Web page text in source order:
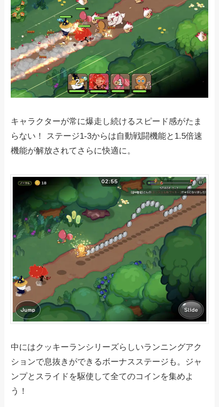
キャラクターが常に爆走し続けるスピード感がたま
らない！ ステージ1-3からは自動戦闘機能と1.5倍速
機能が解放されてさらに快適に。
中にはクッキーランシリーズらしいランニングアク
ションで息抜きができるボーナスステージも。ジャ
ンプとスライドを駆使して全てのコインを集めよ
う！